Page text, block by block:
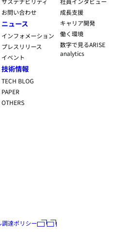
調達ポリシー
お問い合わせ
ニュース
インフォメーション
プレスリリース
イベント
技術情報
TECH BLOG
PAPER
OTHERS
成長支援
キャリア開発
働く環境
数字で見るARISE
analytics